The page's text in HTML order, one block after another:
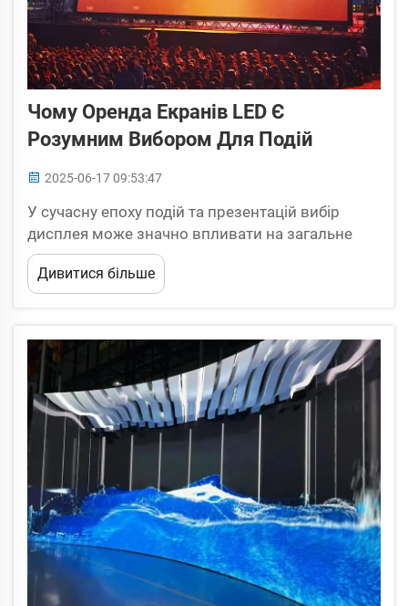
Чому Оренда Екранів LED Є
Розумним Вибором Для Подій
2025-06-17 09:53:47
У сучасну епоху подій та презентацій вибір
дисплея може значно впливати на загальне
враження та успіх вашої зустрічі. Оренда LED-
екранів стала розумним вибором для
організаторів подій, які шукають...
Дивитися більше